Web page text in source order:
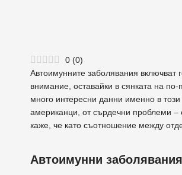
0 (0)
Автоимунните заболявания включват
внимание, оставайки в сянката на
много интересни данни именно в
американци, от сърдечни проблеми
каже, че като съотношение между
Автоимунни